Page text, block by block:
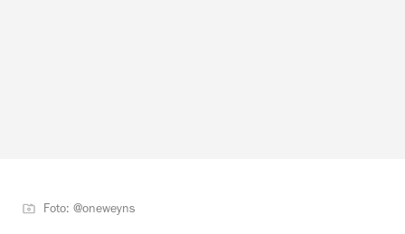
Foto: @oneweyns